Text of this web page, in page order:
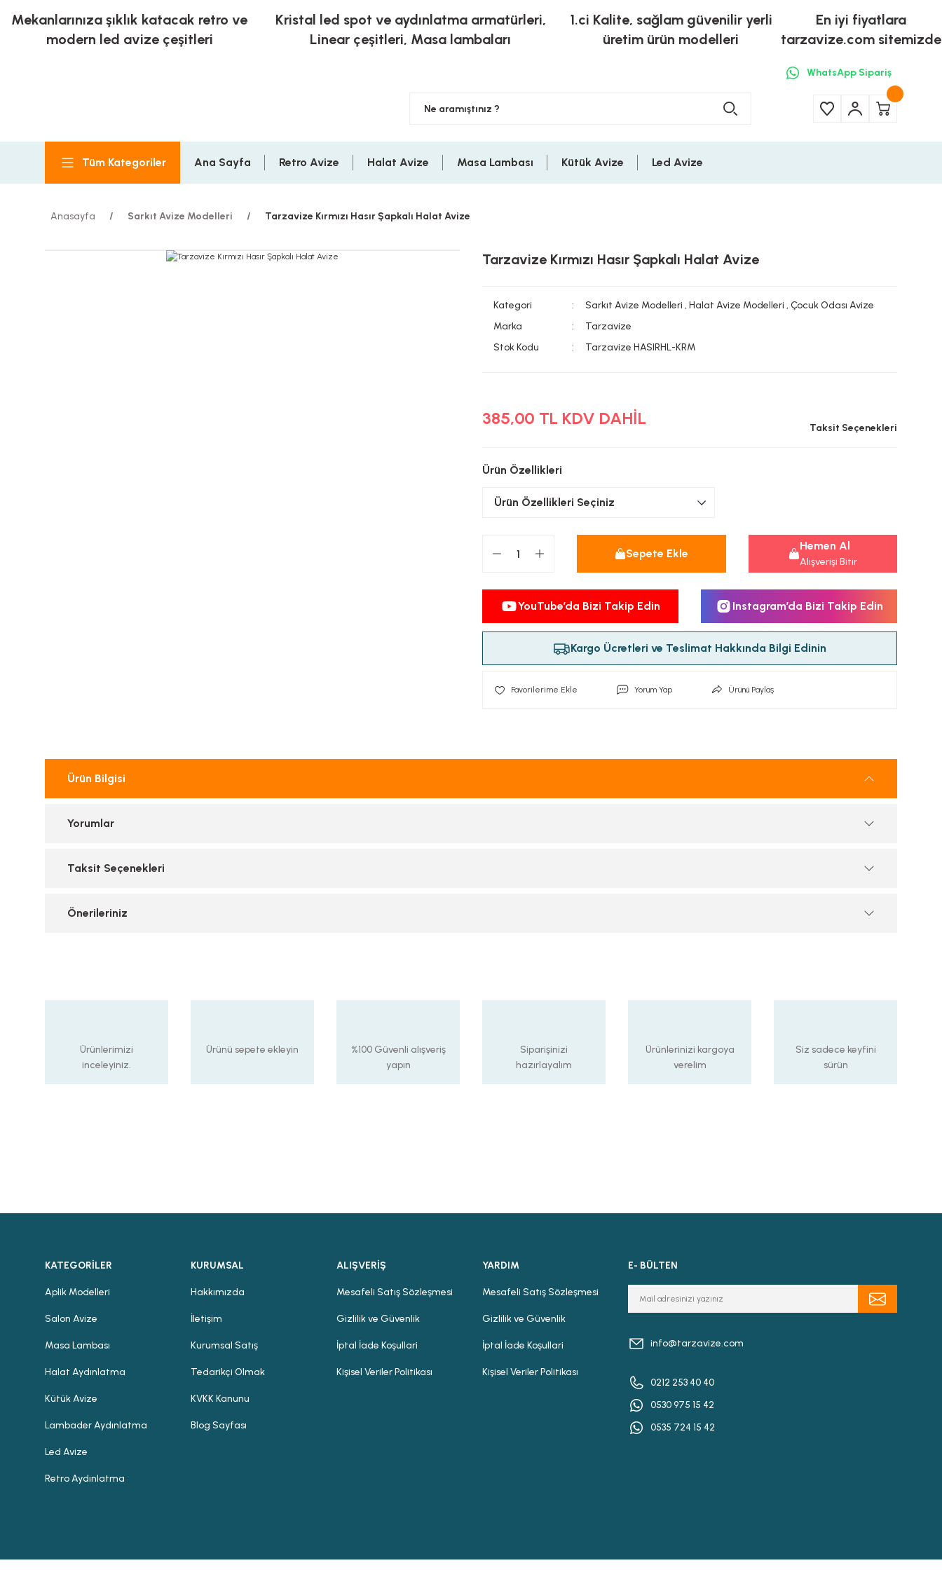
Mekanlarınıza şıklık katacak retro ve
modern led avize çeşitleri
Kristal led spot ve aydınlatma armatürleri,
Linear çeşitleri, Masa lambaları
1.ci Kalite, sağlam güvenilir yerli
üretim ürün modelleri
En iyi fiyatlara
tarzavize.com sitemizde
WhatsApp Sipariş
Tüm Kategoriler Ana Sayfa Retro Avize Halat Avize Masa Lambası Kütük Avize Led Avize
Anasayfa Sarkıt Avize Modelleri Tarzavize Kırmızı Hasır Şapkalı Halat Avize
Tarzavize Kırmızı Hasır Şapkalı Halat Avize
Kategori Sarkıt Avize Modelleri , Halat Avize Modelleri , Çocuk Odası Avize
Marka
Tarzavize
Stok Kodu
Tarzavize HASIRHL-KRM
385,00 TL KDV DAHİL Taksit Seçenekleri
Ürün Özellikleri
Sepete Ekle
Hemen Al
Alışverişi Bitir
YouTube’da Bizi Takip Edin Instagram’da Bizi Takip Edin
Kargo Ücretleri ve Teslimat Hakkında Bilgi Edinin
Yorum Yap Ürünü Paylaş
Ürün Bilgisi
Yorumlar
Taksit Seçenekleri
Önerileriniz
Ürünlerimizi
inceleyiniz.
Ürünü sepete ekleyin
%100 Güvenli alışveriş
yapın
Siparişinizi
hazırlayalım
Ürünlerinizi kargoya
verelim
Siz sadece keyfini
sürün
KATEGORİLER
Aplik Modelleri
Salon Avize
Masa Lambası
Halat Aydınlatma
Kütük Avize
Lambader Aydınlatma
Led Avize
Retro Aydınlatma
KURUMSAL
Hakkımızda
İletişim
Kurumsal Satış
Tedarikçi Olmak
KVKK Kanunu
Blog Sayfası
ALIŞVERİŞ
Mesafeli Satış Sözleşmesi
Gizlilik ve Güvenlik
İptal İade Koşullari
Kişisel Veriler Politikası
YARDIM
Mesafeli Satış Sözleşmesi
Gizlilik ve Güvenlik
İptal İade Koşullari
Kişisel Veriler Politikası
E- BÜLTEN
info@tarzavize.com
0212 253 40 40
0530 975 15 42
0535 724 15 42